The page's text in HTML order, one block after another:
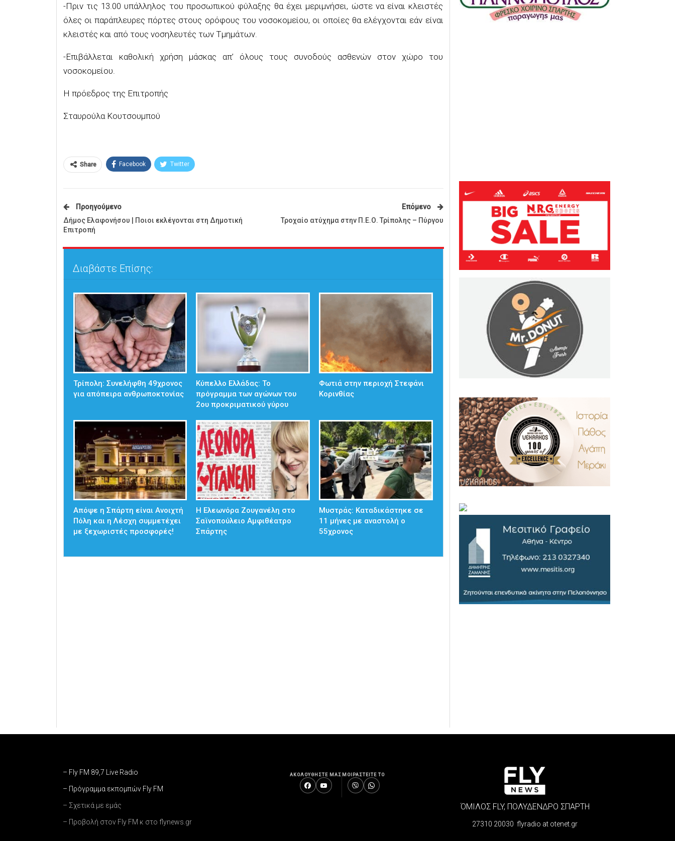
-Πριν τις 13.00 υπάλληλος του προσωπικού φύλαξης θα έχει μεριμνήσει, ώστε να είναι κλειστές
όλες οι παράπλευρες πόρτες στους ορόφους του νοσοκομείου, οι οποίες θα ελέγχονται εάν είναι
κλειστές και από τους νοσηλευτές των Τμημάτων.
-Επιβάλλεται καθολική χρήση μάσκας απ’ όλους τους συνοδούς ασθενών στον χώρο του
νοσοκομείου.
Η πρόεδρος της Επιτροπής
Σταυρούλα Κουτσουμπού
Share Facebook Twitter
Προηγούμενο
Δήμος Ελαφονήσου | Ποιοι εκλέγονται στη Δημοτική
Επιτροπή
Επόμενο
Τροχαίο ατύχημα στην Π.Ε.Ο. Τρίπολης – Πύργου
Διαβάστε Επίσης:
Τρίπολη: Συνελήφθη 49χρονος
για απόπειρα ανθρωποκτονίας
Κύπελλο Ελλάδας: Το
πρόγραμμα των αγώνων του
2ου προκριματικού γύρου
Φωτιά στην περιοχή Στεφάνι
Κορινθίας
Απόψε η Σπάρτη είναι Ανοιχτή
Πόλη και η Λέσχη συμμετέχει
με ξεχωριστές προσφορές!
Η Ελεωνόρα Ζουγανέλη στο
Σαϊνοπούλειο Αμφιθέατρο
Σπάρτης
Μυστράς: Καταδικάστηκε σε
11 μήνες με αναστολή ο
55χρονος
– Fly FM 89,7 Live Radio
– Πρόγραμμα εκπομπών Fly FM
– Σχετικά με εμάς
– Προβολή στον Fly FM κ στο flynews.gr
ΑΚΟΛΟΥΘΗΣΤΕ ΜΑΣ ΜΟΙΡΑΣΤΕΙΤΕ ΤΟ
ΌΜΙΛΟΣ FLY, ΠΟΛΥΔΕΝΔΡΟ ΣΠΑΡΤΗ
27310 20030 flyradio at otenet.gr